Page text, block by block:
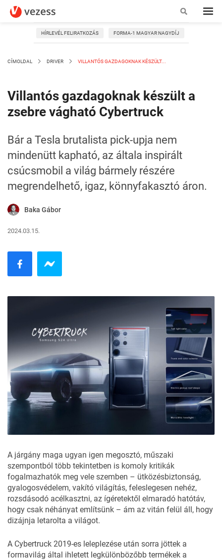
HÍRLEVÉL FELIRATKOZÁS FORMA-1 MAGYAR NAGYDÍJ
CÍMOLDAL DRIVER VILLANTÓS GAZDAGOKNAK KÉSZÜLT...
Villantós gazdagoknak készült a
zsebre vágható Cybertruck
Bár a Tesla brutalista pick-upja nem
mindenütt kapható, az általa inspirált
csúcsmobil a világ bármely részére
megrendelhető, igaz, könnyfakasztó áron.
Baka Gábor
2024.03.15.
A járgány maga ugyan igen megosztó, műszaki
szempontból több tekintetben is komoly kritikák
fogalmazhatók meg vele szemben – ütközésbiztonság,
gyalogosvédelem, vakító világítás, feleslegesen nehéz,
rozsdásodó acélkasztni, az ígéretektől elmaradó hatótáv,
hogy csak néhányat említsünk – ám az vitán felül áll, hogy
dizájnja letarolta a világot.
A Cybertruck 2019-es leleplezése után sorra jöttek a
formavilág által ihletett legkülönbözőbb termékek a